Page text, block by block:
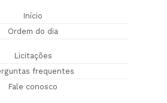
Início
Ordem do dia
Licitações
frequentes
Fale conosco